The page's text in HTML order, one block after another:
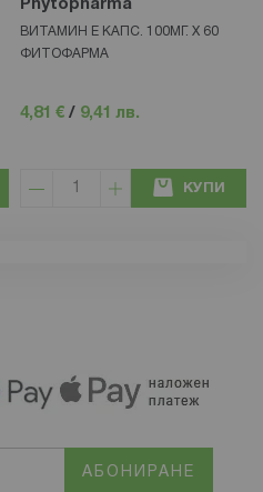
Phytopharma
ВИТАМИН Е КАПС. 100МГ. Х 60
ФИТОФАРМА
4,81 € / 9,41 лв.
КУПИ
АБОНИРАНЕ